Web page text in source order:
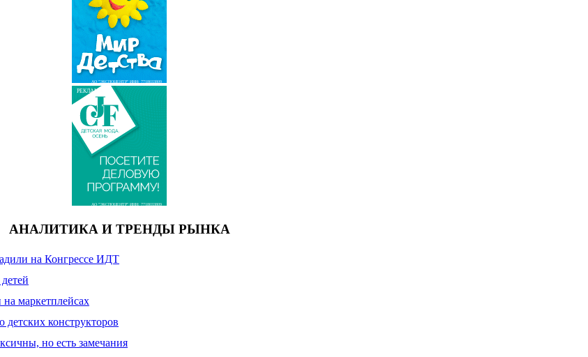
АО "ЭКСПОЦЕНТР" ИНН: 7718033809
РЕКЛАМА
АО "ЭКСПОЦЕНТР" ИНН: 7718033809
АНАЛИТИКА И ТРЕНДЫ РЫНКА
на Конгрессе ИДТ
маркетплейсах
конструкторов
но есть замечания